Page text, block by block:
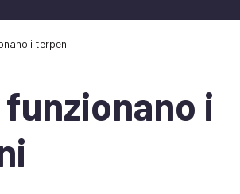
i terpeni
i